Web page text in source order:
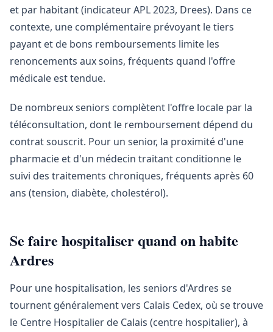
et par habitant (indicateur APL 2023, Drees). Dans ce
contexte, une complémentaire prévoyant le tiers
payant et de bons remboursements limite les
renoncements aux soins, fréquents quand l'offre
médicale est tendue.
De nombreux seniors complètent l'offre locale par la
téléconsultation, dont le remboursement dépend du
contrat souscrit. Pour un senior, la proximité d'une
pharmacie et d'un médecin traitant conditionne le
suivi des traitements chroniques, fréquents après 60
ans (tension, diabète, cholestérol).
Se faire hospitaliser quand on habite
Ardres
Pour une hospitalisation, les seniors d'Ardres se
tournent généralement vers Calais Cedex, où se trouve
le Centre Hospitalier de Calais (centre hospitalier), à